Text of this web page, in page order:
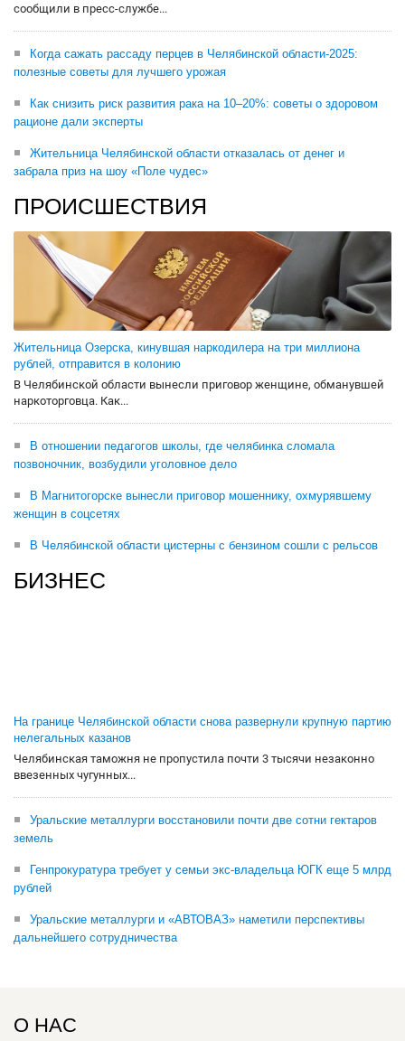
сообщили в пресс-службе...
Когда сажать рассаду перцев в Челябинской области-2025:
полезные советы для лучшего урожая
Как снизить риск развития рака на 10–20%: советы о здоровом
рационе дали эксперты
Жительница Челябинской области отказалась от денег и
забрала приз на шоу «Поле чудес»
ПРОИСШЕСТВИЯ
Жительница Озерска, кинувшая наркодилера на три миллиона
рублей, отправится в колонию
В Челябинской области вынесли приговор женщине, обманувшей
наркоторговца. Как...
В отношении педагогов школы, где челябинка сломала
позвоночник, возбудили уголовное дело
В Магнитогорске вынесли приговор мошеннику, охмурявшему
женщин в соцсетях
В Челябинской области цистерны с бензином сошли с рельсов
БИЗНЕС
На границе Челябинской области снова развернули крупную партию
нелегальных казанов
Челябинская таможня не пропустила почти 3 тысячи незаконно
ввезенных чугунных...
Уральские металлурги восстановили почти две сотни гектаров
земель
Генпрокуратура требует у семьи экс-владельца ЮГК еще 5 млрд
рублей
Уральские металлурги и «АВТОВАЗ» наметили перспективы
дальнейшего сотрудничества
О НАС